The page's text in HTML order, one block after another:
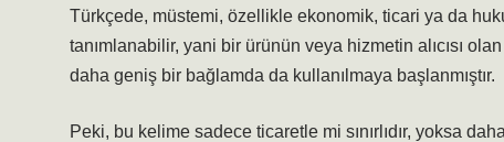
Türkçede, müstemi, özellikle ekonomik, ticari ya da
tanımlanabilir, yani bir ürünün veya hizmetin alıcısı
daha geniş bir bağlamda da kullanılmaya başlanmıştır.
Peki, bu kelime sadece ticaretle mi sınırlıdır, yoksa